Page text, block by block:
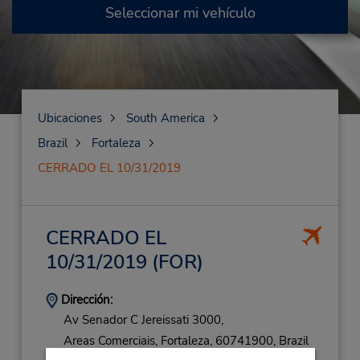
Seleccionar mi vehículo
Ubicaciones
South America
Brazil
Fortaleza
CERRADO EL 10/31/2019
CERRADO EL
10/31/2019 (FOR)
Dirección:
Av Senador C Jereissati 3000,
Areas Comerciais, Fortaleza, 60741900, Brazil